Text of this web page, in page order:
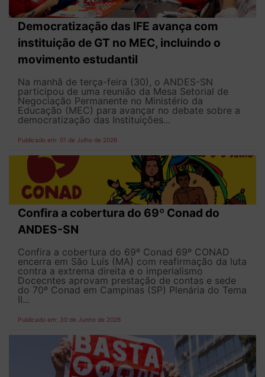
Democratização das IFE avança com
instituição de GT no MEC, incluindo o
movimento estudantil
Na manhã de terça-feira (30), o ANDES-SN
participou de uma reunião da Mesa Setorial de
Negociação Permanente no Ministério da
Educação (MEC) para avançar no debate sobre a
democratização das Instituições...
Publicado em: 01 de Julho de 2026
Confira a cobertura do 69º Conad do
ANDES-SN
Confira a cobertura do 69º Conad 69º CONAD
encerra em São Luís (MA) com reafirmação da luta
contra a extrema direita e o imperialismo
Docecntes aprovam prestação de contas e sede
do 70º Conad em Campinas (SP) Plenária do Tema
II...
Publicado em: 30 de Junho de 2026